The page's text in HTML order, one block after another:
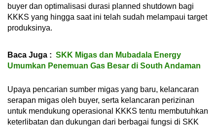
buyer dan optimalisasi durasi planned shutdown bagi
KKKS yang hingga saat ini telah sudah melampaui target
produksinya.
Baca Juga : SKK Migas dan Mubadala Energy
Umumkan Penemuan Gas Besar di South Andaman
Upaya pencarian sumber migas yang baru, kelancaran
serapan migas oleh buyer, serta kelancaran perizinan
untuk mendukung operasional KKKS tentu membutuhkan
keterlibatan dan dukungan dari berbagai fungsi di SKK